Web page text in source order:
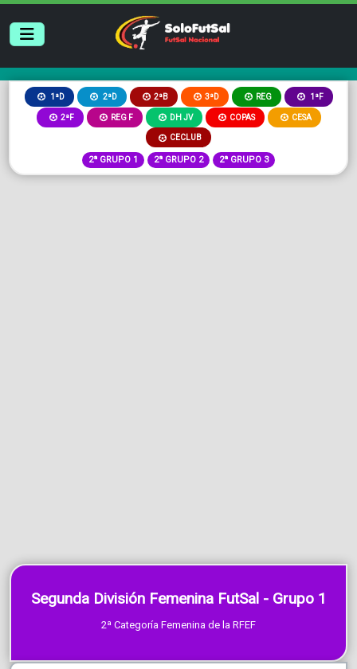
1ªD 2ªD 2ªB 3ªD REG 1ªF
2ªF REG F DH JV COPAS CESA
CECLUB
2ª GRUPO 1 2ª GRUPO 2 2ª GRUPO 3
Segunda División Femenina FutSal - Grupo 1
2ª Categoría Femenina de la RFEF